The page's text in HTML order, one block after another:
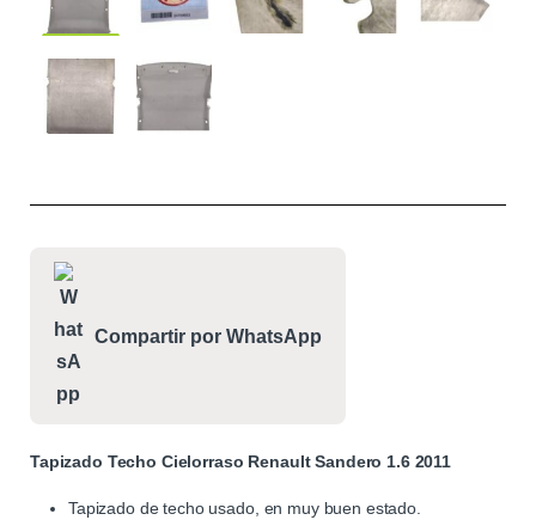
Compartir por WhatsApp
Tapizado Techo Cielorraso Renault Sandero 1.6 2011
Tapizado de techo usado, en muy buen estado.